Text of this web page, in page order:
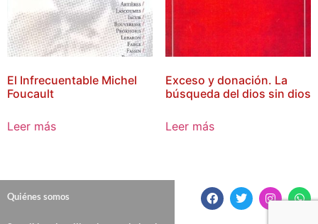
El Infrecuentable Michel
Foucault
Leer más
Exceso y donación. La
búsqueda del dios sin dios
Leer más
Quiénes somos